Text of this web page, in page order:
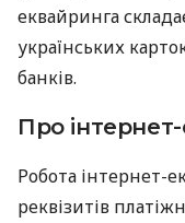
еквайринга
українських
банків.
Про
Робота інтернет-
реквізитів